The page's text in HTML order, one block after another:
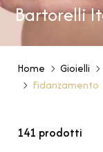
Bartorelli
Home Gioielli
Fidanzamento
141 prodotti